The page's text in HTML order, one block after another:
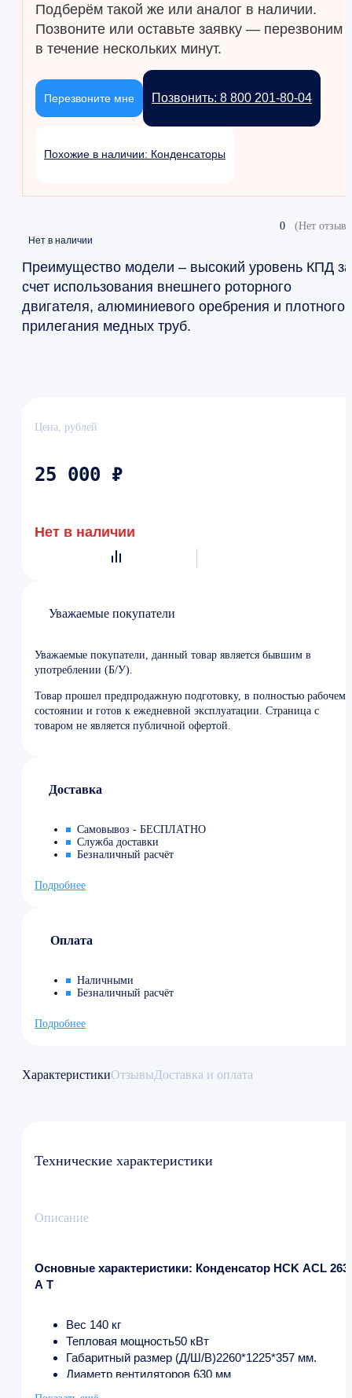
Подберём такой же или аналог в наличии.
Позвоните или оставьте заявку — перезвоним
в течение нескольких минут.
Позвонить: 8 800 201-80-04
Перезвоните мне
Похожие в наличии: Конденсаторы
0 (Нет
Нет в наличии
Преимущество модели – высокий уровень КПД за
счет использования внешнего роторного
двигателя, алюминиевого оребрения и плотного
прилегания медных труб.
Цена, рублей
25 000 ₽
Нет в наличии
Уважаемые покупатели
Уважаемые покупатели, данный товар является бывшим в
употреблении (Б/У).
Товар прошел предпродажную подготовку, в полностью рабочем
состоянии и готов к ежедневной эксплуатации. Страница с
товаром не является публичной офертой.
Доставка
Самовывоз - БЕСПЛАТНО
Служба доставки
Безналичный расчёт
Подробнее
Оплата
Наличными
Безналичный расчёт
Подробнее
ХарактеристикиОтзывыДоставка и оплата
Технические характеристики
Описание
Основные характеристики: Конденсатор HCK ACL 263
A T
Вес 140 кг
Тепловая мощность50 кВт
Габаритный размер (Д/Ш/В)2260*1225*357 мм.
Диаметр вентиляторов 630 мм